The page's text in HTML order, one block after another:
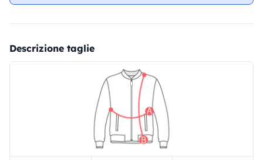
Descrizione taglie